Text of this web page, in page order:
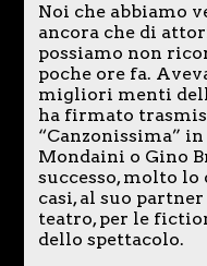
Noi che abbiamo
ancora che di
possiamo non
poche ore fa.
migliori menti
ha firmato
“Canzonissima”
Mondaini o Gino
successo, molto lo
casi, al suo
teatro, per le
dello spettacolo.